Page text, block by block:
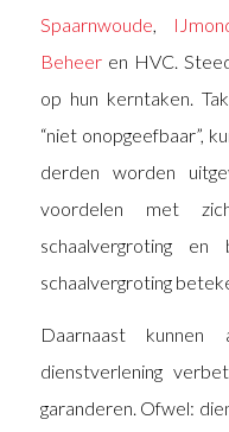
Spaarnwoude
Beheeren HVC.
op hun kerntaken.
“niet onopgeefbaar”,
derden worden
voordelen met
schaalvergroting
schaalvergroting
Daarnaast
dienstverlening
garanderen. Ofwel: